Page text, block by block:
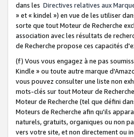
dans les Directives relatives aux
» et « kindel ») en vue de les utiliser
sorte que tout Moteur de Recherche
association avec les résultats de
de Recherche propose ces capacités
(f) Vous vous engagez à ne pas
Kindle » ou toute autre marque
vous pouvez consulter une liste non
mots-clés sur tout Moteur de
Moteur de Recherche (tel que défini
Moteurs de Recherche afin qu'ils
naturels, gratuits, organiques ou non
vers votre site, et non directement ou